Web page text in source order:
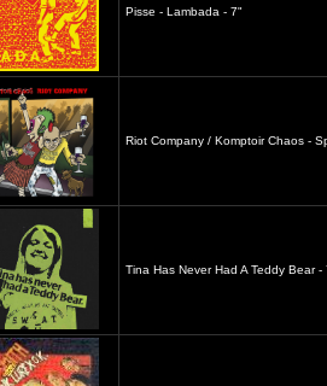
Pisse - Lambada - 7"
Riot Company / Komptoir Chaos -
Tina Has Never Had A Teddy Bear -